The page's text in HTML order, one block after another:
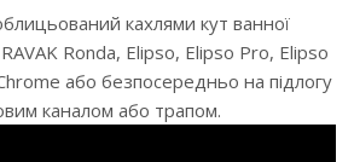
кахлями кут ванної
Ronda, Elipso, Elipso Pro, Elipso
або безпосередньо на підлогу
каналом або трапом.